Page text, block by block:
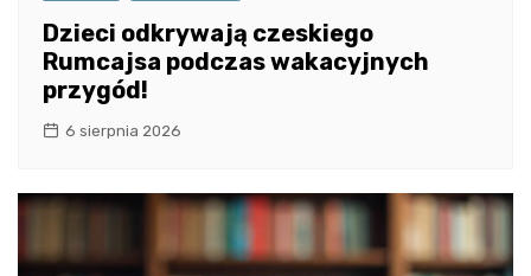
Dzieci odkrywają czeskiego
Rumcajsa podczas wakacyjnych
przygód!
6 sierpnia 2026